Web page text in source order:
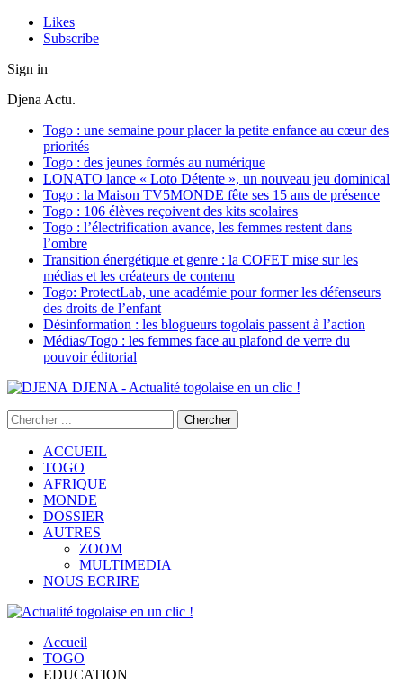
Likes
Subscribe
Sign in
Djena Actu.
Togo : une semaine pour placer la petite enfance au cœur des
priorités
Togo : des jeunes formés au numérique
LONATO lance « Loto Détente », un nouveau jeu dominical
Togo : la Maison TV5MONDE fête ses 15 ans de présence
Togo : 106 élèves reçoivent des kits scolaires
Togo : l’électrification avance, les femmes restent dans
l’ombre
Transition énergétique et genre : la COFET mise sur les
médias et les créateurs de contenu
Togo: ProtectLab, une académie pour former les défenseurs
des droits de l’enfant
Désinformation : les blogueurs togolais passent à l’action
Médias/Togo : les femmes face au plafond de verre du
pouvoir éditorial
DJENA - Actualité togolaise en un clic !
ACCUEIL
TOGO
AFRIQUE
MONDE
DOSSIER
AUTRES
ZOOM
MULTIMEDIA
NOUS ECRIRE
Accueil
TOGO
EDUCATION